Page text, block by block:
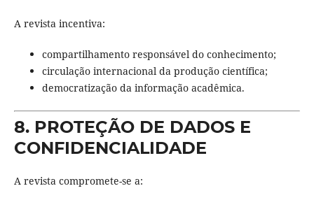
A revista incentiva:
compartilhamento responsável do conhecimento;
circulação internacional da produção científica;
democratização da informação acadêmica.
8. PROTEÇÃO DE DADOS E
CONFIDENCIALIDADE
A revista compromete-se a: